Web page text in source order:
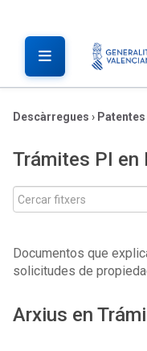
Descàrregues ›
Trámites PI en
Documentos que
solicitudes de
Arxius en